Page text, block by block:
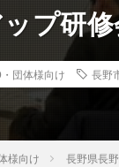
プ研
団体様向け 長野
様向け 長野県長